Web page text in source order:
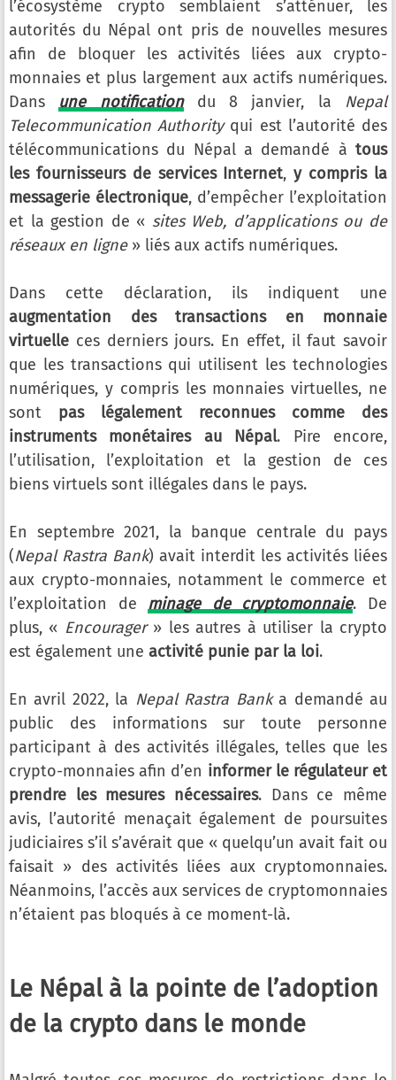
l’écosystème crypto semblaient s’atténuer, les
autorités du Népal ont pris de nouvelles mesures
afin de bloquer les activités liées aux crypto-
monnaies et plus largement aux actifs numériques.
Dans une notificationdu 8 janvier, la Nepal
Telecommunication Authorityqui est l’autorité des
télécommunications du Népal a demandé à tous
les fournisseurs de services Internet,y compris la
messagerie électronique, d’empêcher l’exploitation
et la gestion de « sites Web, d’applications ou de
réseaux en ligne» liés aux actifs numériques.
Dans cette déclaration, ils indiquent une
augmentation des transactions en monnaie
virtuelle ces derniers jours. En effet, il faut savoir
que les transactions qui utilisent les technologies
numériques, y compris les monnaies virtuelles, ne
sont pas légalement reconnues comme des
instruments monétaires au Népal. Pire encore,
l’utilisation, l’exploitation et la gestion de ces
biens virtuels sont illégales dans le pays.
En septembre 2021, la banque centrale du pays
(Nepal Rastra Bank) avait interdit les activités liées
aux crypto-monnaies, notamment le commerce et
l’exploitation de minage de cryptomonnaie. De
plus, « Encourager» les autres à utiliser la crypto
est également une activité punie par la loi.
En avril 2022, la Nepal Rastra Banka demandé au
public des informations sur toute personne
participant à des activités illégales, telles que les
crypto-monnaies afin d’en informer le régulateur et
prendre les mesures nécessaires. Dans ce même
avis, l’autorité menaçait également de poursuites
judiciaires s’il s’avérait que « quelqu’un avait fait ou
faisait » des activités liées aux cryptomonnaies.
Néanmoins, l’accès aux services de cryptomonnaies
n’étaient pas bloqués à ce moment-là.
Le Népal à la pointe de l’adoption
de la crypto dans le monde